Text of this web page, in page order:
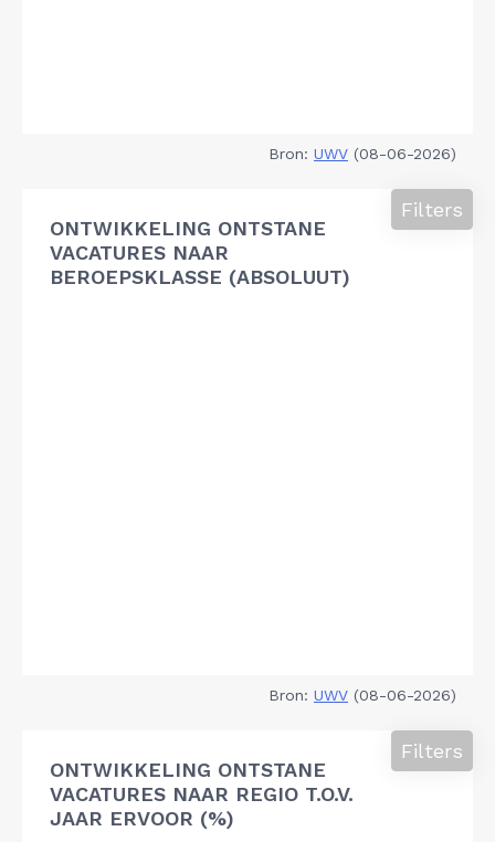
Bron: UWV (08-06-2026)
ONTWIKKELING ONTSTANE
VACATURES NAAR
BEROEPSKLASSE (ABSOLUUT)
Filters
Bron: UWV (08-06-2026)
ONTWIKKELING ONTSTANE
VACATURES NAAR REGIO T.O.V.
JAAR ERVOOR (%)
Filters